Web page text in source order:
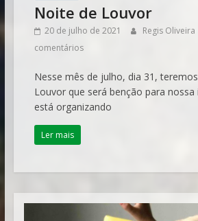
Noite de Louvor
20 de julho de 2021 Regis Oliveira
comentários
Nesse mês de julho, dia 31,
Louvor que será benção para nossa
está organizando
Ler mais